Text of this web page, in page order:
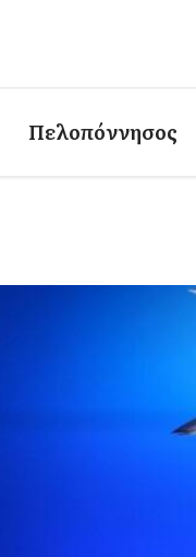
Πελοπόννησος